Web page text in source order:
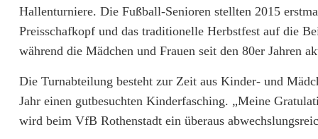
Hallenturniere. Die Fußball-Senioren stellten 2015
Preisschafkopf und das traditionelle Herbstfest auf die
während die Mädchen und Frauen seit den 80er Jahren
Die Turnabteilung besteht zur Zeit aus Kinder- und
Jahr einen gutbesuchten Kinderfasching. „Meine
wird beim VfB Rothenstadt ein überaus